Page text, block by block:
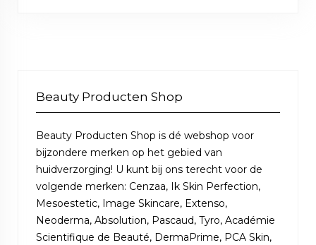
Beauty Producten Shop
Beauty Producten Shop is dé webshop voor
bijzondere merken op het gebied van
huidverzorging! U kunt bij ons terecht voor de
volgende merken: Cenzaa, Ik Skin Perfection,
Mesoestetic, Image Skincare, Extenso,
Neoderma, Absolution, Pascaud, Tyro, Académie
Scientifique de Beauté, DermaPrime, PCA Skin,